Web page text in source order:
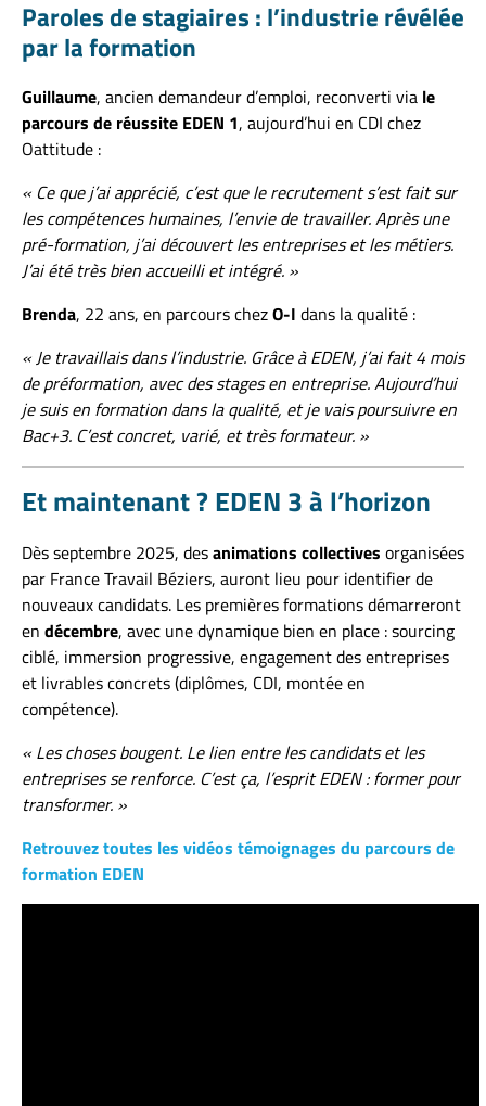
Paroles de stagiaires : l’industrie révélée
par la formation
Guillaume, ancien demandeur d’emploi, reconverti via le
parcours de réussite EDEN 1, aujourd’hui en CDI chez
Oattitude :
« Ce que j’ai apprécié, c’est que le recrutement s’est fait sur
les compétences humaines, l’envie de travailler. Après une
pré-formation, j’ai découvert les entreprises et les métiers.
J’ai été très bien accueilli et intégré. »
Brenda, 22 ans, en parcours chezO-I dans la qualité :
« Je travaillais dans l’industrie. Grâce à EDEN, j’ai fait 4 mois
de préformation, avec des stages en entreprise. Aujourd’hui
je suis en formation dans la qualité, et je vais poursuivre en
Bac+3. C’est concret, varié, et très formateur. »
Et maintenant ? EDEN 3 à l’horizon
Dès septembre 2025, desanimations collectives organisées
par France Travail Béziers, auront lieu pour identifier de
nouveaux candidats. Les premières formations démarreront
en décembre, avec une dynamique bien en place : sourcing
ciblé, immersion progressive, engagement des entreprises
et livrables concrets (diplômes, CDI, montée en
compétence).
« Les choses bougent. Le lien entre les candidats et les
entreprises se renforce. C’est ça, l’esprit EDEN : former pour
transformer. »
Retrouvez toutes les vidéos témoignages du parcours de
formation EDEN